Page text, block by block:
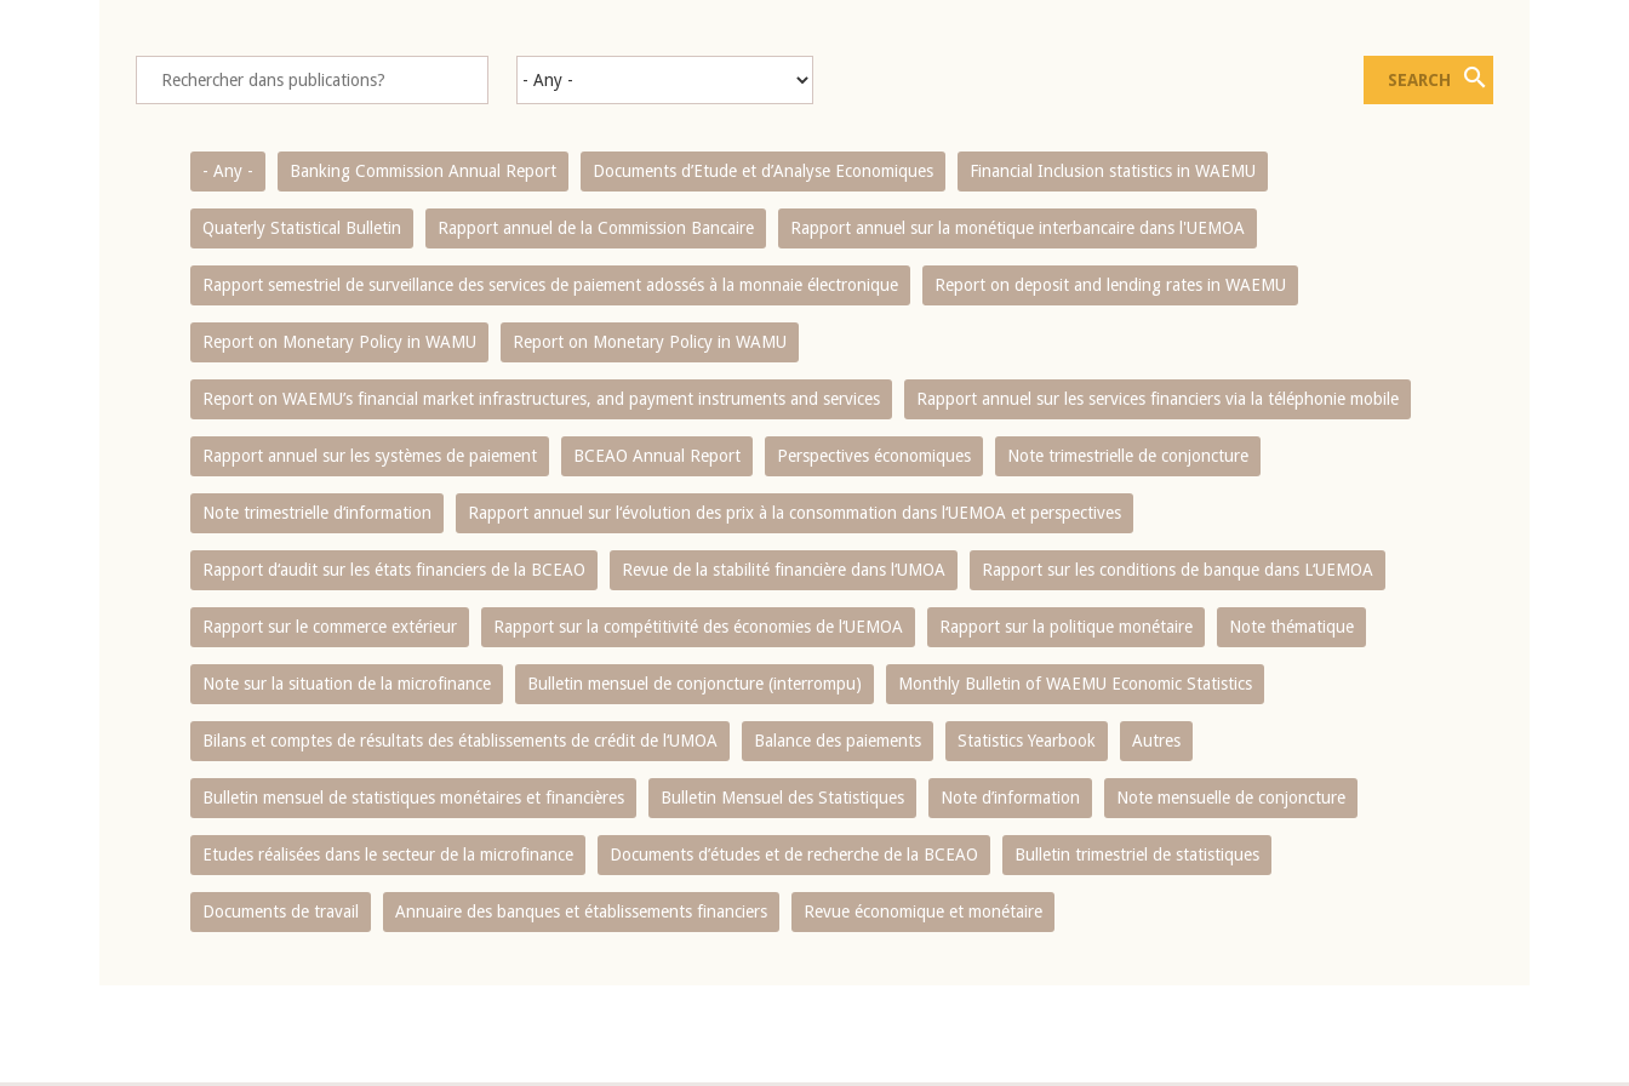
- Any - Banking Commission Annual Report Documents d’Etude et d’Analyse Economiques Financial Inclusion statistics in WAEMU
Quaterly Statistical Bulletin Rapport annuel de la Commission Bancaire Rapport annuel sur la monétique interbancaire dans l'UEMOA
Rapport semestriel de surveillance des services de paiement adossés à la monnaie électronique Report on deposit and lending rates in WAEMU
Report on Monetary Policy in WAMU Report on Monetary Policy in WAMU
Report on WAEMU’s financial market infrastructures, and payment instruments and services Rapport annuel sur les services financiers via la téléphonie mobile
Rapport annuel sur les systèmes de paiement BCEAO Annual Report Perspectives économiques Note trimestrielle de conjoncture
Note trimestrielle d‘information Rapport annuel sur l‘évolution des prix à la consommation dans l‘UEMOA et perspectives
Rapport d‘audit sur les états financiers de la BCEAO Revue de la stabilité financière dans l‘UMOA Rapport sur les conditions de banque dans L‘UEMOA
Rapport sur le commerce extérieur Rapport sur la compétitivité des économies de l‘UEMOA Rapport sur la politique monétaire Note thématique
Note sur la situation de la microfinance Bulletin mensuel de conjoncture (interrompu) Monthly Bulletin of WAEMU Economic Statistics
Bilans et comptes de résultats des établissements de crédit de l‘UMOA Balance des paiements Statistics Yearbook Autres
Bulletin mensuel de statistiques monétaires et financières Bulletin Mensuel des Statistiques Note d’information Note mensuelle de conjoncture
Etudes réalisées dans le secteur de la microfinance Documents d’études et de recherche de la BCEAO Bulletin trimestriel de statistiques
Documents de travail Annuaire des banques et établissements financiers Revue économique et monétaire